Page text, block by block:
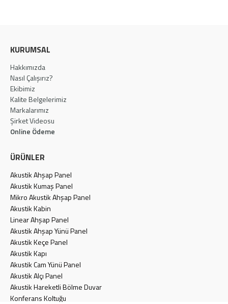
KURUMSAL
Hakkımızda
Nasıl Çalışırız?
Ekibimiz
Kalite Belgelerimiz
Markalarımız
Şirket Videosu
Online Ödeme
ÜRÜNLER
Akustik Ahşap Panel
Akustik Kumaş Panel
Mikro Akustik Ahşap Panel
Akustik Kabin
Linear Ahşap Panel
Akustik Ahşap Yünü Panel
Akustik Keçe Panel
Akustik Kapı
Akustik Cam Yünü Panel
Akustik Alçı Panel
Akustik Hareketli Bölme Duvar
Konferans Koltuğu